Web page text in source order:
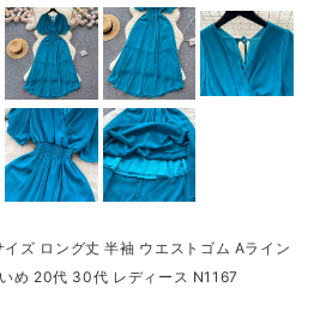
イズ ロング丈 半袖 ウエストゴム Aライン
め 20代 30代 レディース N1167